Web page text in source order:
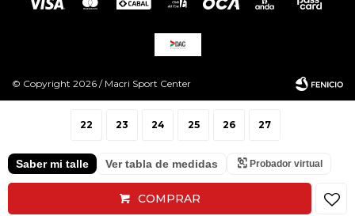
22 23 24 25 26 27
Saber mi talle Ver tabla de medidas Probador virtual
COMPRAR
© Copyright 2026 / Macri Sport Center
Fenicio